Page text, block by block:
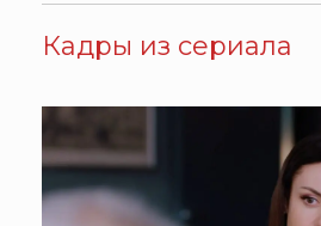
Кадры из сериала